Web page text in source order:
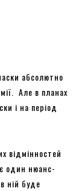
абсолютно
Але в планах
і на період
відмінностей
один нюанс-
ній буде